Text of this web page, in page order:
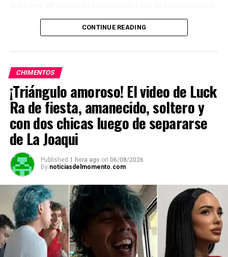
fotos que mostraron su estado de vulnerabilidad y
motivó una respuesta solidaria para asistirla.
CONTINUE READING
CHIMENTOS
¡Triángulo amoroso! El video de Luck
Ra de fiesta, amanecido, soltero y
con dos chicas luego de separarse
de La Joaqui
Published 1 hora ago on 06/08/2026
By noticiasdelmomento.com